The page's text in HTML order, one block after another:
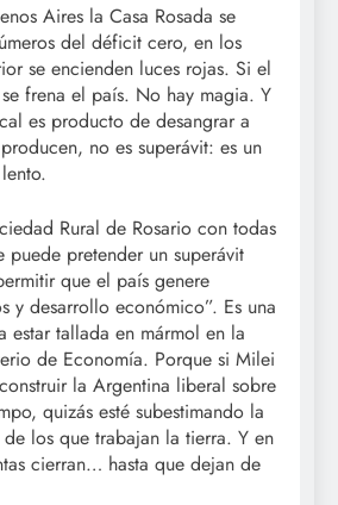
Aires la Casa Rosada se
del déficit cero, en los
se encienden luces rojas. Si el
frena el país. No hay magia. Y
es producto de desangrar a
no es superávit: es un
Rural de Rosario con todas
puede pretender un superávit
que el país genere
y desarrollo económico”. Es una
estar tallada en mármol en la
de Economía. Porque si Milei
la Argentina liberal sobre
quizás esté subestimando la
los que trabajan la tierra. Y en
cierran… hasta que dejan de